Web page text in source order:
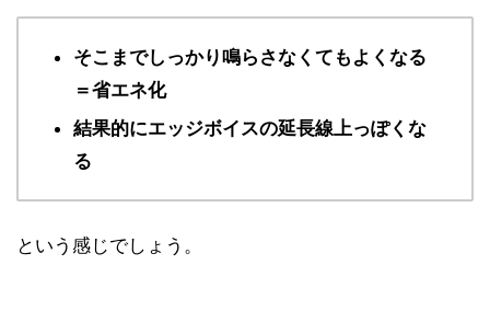
そこまでしっかり鳴らさなくてもよくなる
＝省エネ化
結果的にエッジボイスの延長線上っぽくな
る
という感じでしょう。